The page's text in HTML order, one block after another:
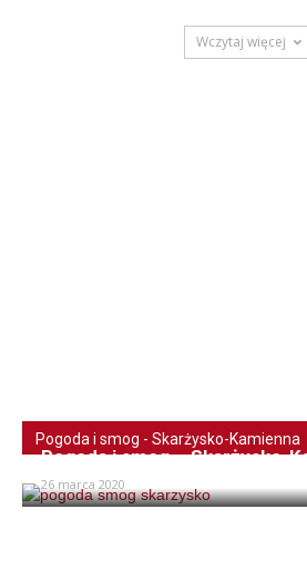
Wczytaj więcej
Pogoda i smog - Skarżysko-Kamienna
Pogoda i smog – Skarżysko-
26 marca 2020